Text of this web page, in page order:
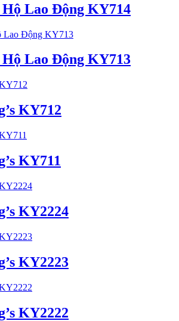
Lao Động KY714
Lao Động KY713
KY712
KY711
KY2224
KY2223
KY2222